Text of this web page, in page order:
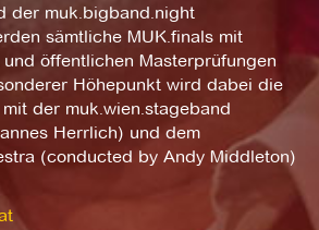
der muk.bigband.night
sämtliche MUK.finals mit
öffentlichen Masterprüfungen
Höhepunkt wird dabei die
der muk.wien.stageband
Herrlich) und dem
(conducted by Andy Middleton)